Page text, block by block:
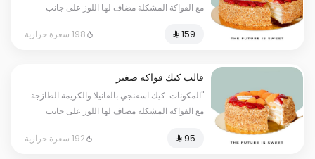
مع الفواكة المشكلة مضاف لها اللوز على جانب
الحساسية : قد يحتوي على ( الجلوتين - المكسرات
198 سعرة حرارية
قالب كيك فواكه صغير
"المكونات: كيك اسفنجي بالفانيلا والكريمة الطازجة
مع الفواكة المشكلة مضاف لها اللوز على جانب
الحساسية : قد يحتوي على ( الجلوتين - المكسرات
192 سعرة حرارية